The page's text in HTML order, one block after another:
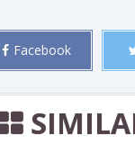
Facebook